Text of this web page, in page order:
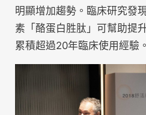
明顯增加趨勢。臨床研究發
素「酪蛋白胜肽」可幫助提
累積超過20年臨床使用經驗。